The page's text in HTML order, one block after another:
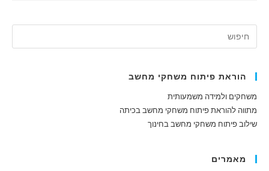
הוראת פיתוח משחקי מחשב
משחקים ולמידה משמעותית
מתווה להוראת פיתוח משחקי מחשב בכיתה
שילוב פיתוח משחקי מחשב בחינוך
מאמרים